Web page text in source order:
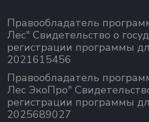
Правообладатель
Лес" Свидетельство о
регистрации программы
2021615456
Правообладатель
Лес ЭкоПро"
регистрации программы
2025689027